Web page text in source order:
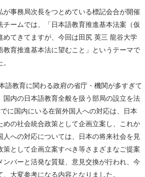
が事務局次長をつとめている標記会合が開催
チームでは、「日本語教育推進基本法案（仮
めてきてますが、今回は田尻 英三 龍谷大学
教育推進基本法に望むこと」というテーマで
語教育に関わる政府の省庁・機関が多すぎて
国内の日本語教育全般を扱う部局の設立を法
に国内にいる在留外国人への対応は、日本
めの社会統合政策として企画立案し、これか
人への対応については、日本の将来社会を見
策として企画立案すべき等さまざまなご提案
ンバーと活発な質疑、意見交換が行われ、今
、大変参考になる内容となりました。